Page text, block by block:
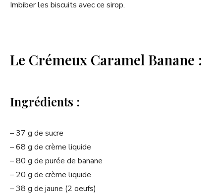
Imbiber les biscuits avec ce sirop.
Le Crémeux Caramel Banane :
Ingrédients :
– 37 g de sucre
– 68 g de crème liquide
– 80 g de purée de banane
– 20 g de crème liquide
– 38 g de jaune (2 oeufs)